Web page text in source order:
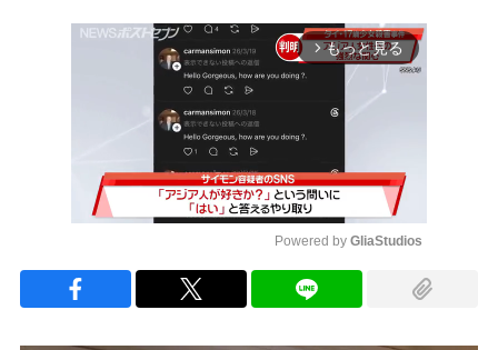
arrow_forward_ios もっと見る
Powered by GliaStudios